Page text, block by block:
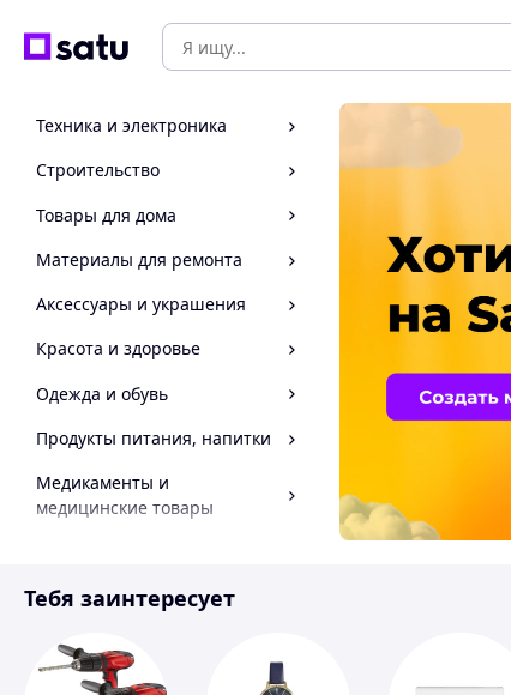
Техника и электроника
Строительство
Товары для дома
Материалы для ремонта
Аксессуары и украшения
Красота и здоровье
Одежда и обувь
Продукты питания, напитки
Медикаменты и
медицинские товары
Инструмент
Тебя заинтересует